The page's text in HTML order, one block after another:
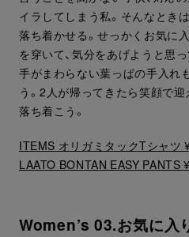
イラしてしまう私。そんなとき
落ち着かせる。せっかくお気に
を穿いて、気分をあげようと思
手がまわらない葉っぱの手入れ
う。2人が帰ってきたら笑顔で迎
落ち着こう。
ITEMS オリガミタックTシャツ
LAATO BONTAN EASY PANTS
Women’s 03.お気に入